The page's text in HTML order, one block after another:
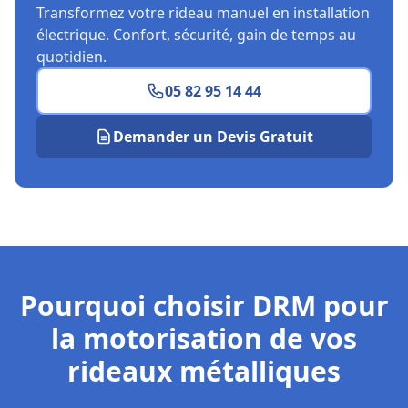
Transformez votre rideau manuel en installation
électrique. Confort, sécurité, gain de temps au
quotidien.
05 82 95 14 44
Demander un Devis Gratuit
Pourquoi choisir DRM pour
la motorisation de vos
rideaux métalliques